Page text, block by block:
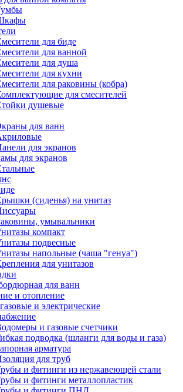
для биде
для ванной
для душа
для кухни
для раковины (кобра)
для смесителей
душевые
для ванн
для экранов
для экранов
(сиденья) на унитаз
умывальники
компакт
подвесные
напольные (чаша "генуа")
для унитазов
для ванн
и отопление
и электрические
и газовые счетчики
подводка (шланги для воды и газа)
арматура
для труб
и фитинги из нержавеющей стали
и фитинги металлопластик